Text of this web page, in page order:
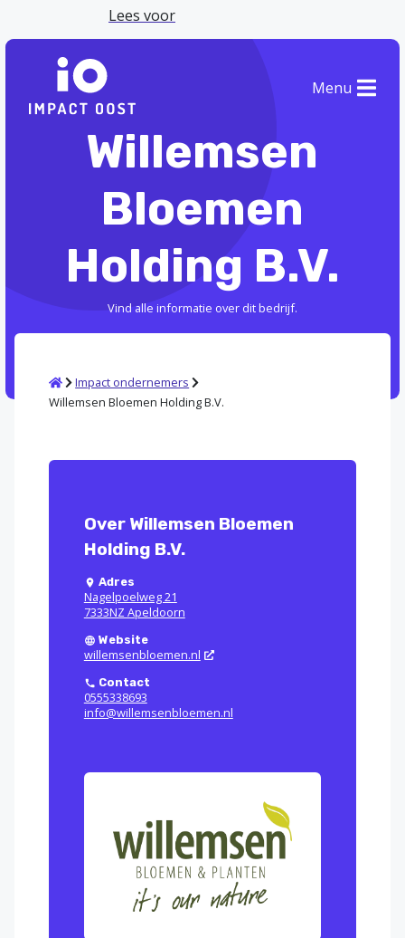
Lees voor
Menu
Willemsen
Bloemen
Holding B.V.
Vind alle informatie over dit bedrijf.
HomeImpact ondernemers
Willemsen Bloemen Holding B.V.
Over Willemsen Bloemen
Holding B.V.
Adres
Nagelpoelweg 21
7333NZ Apeldoorn
Website
willemsenbloemen.nl
Contact
0555338693
info@willemsenbloemen.nl